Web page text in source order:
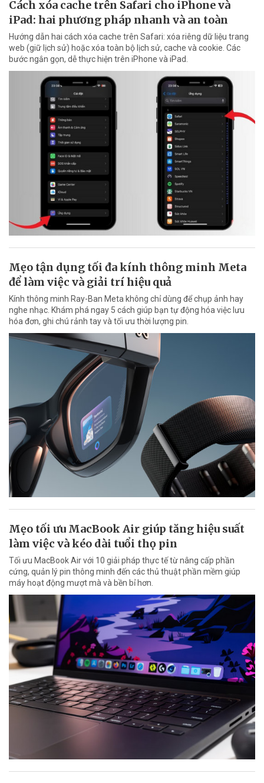
Cách xóa cache trên Safari cho iPhone và
iPad: hai phương pháp nhanh và an toàn
Hướng dẫn hai cách xóa cache trên Safari: xóa riêng dữ liệu trang
web (giữ lịch sử) hoặc xóa toàn bộ lịch sử, cache và cookie. Các
bước ngắn gọn, dễ thực hiện trên iPhone và iPad.
Mẹo tận dụng tối đa kính thông minh Meta
để làm việc và giải trí hiệu quả
Kính thông minh Ray-Ban Meta không chỉ dùng để chụp ảnh hay
nghe nhạc. Khám phá ngay 5 cách giúp bạn tự động hóa việc lưu
hóa đơn, ghi chú rảnh tay và tối ưu thời lượng pin.
Mẹo tối ưu MacBook Air giúp tăng hiệu suất
làm việc và kéo dài tuổi thọ pin
Tối ưu MacBook Air với 10 giải pháp thực tế từ nâng cấp phần
cứng, quản lý pin thông minh đến các thủ thuật phần mềm giúp
máy hoạt động mượt mà và bền bỉ hơn.